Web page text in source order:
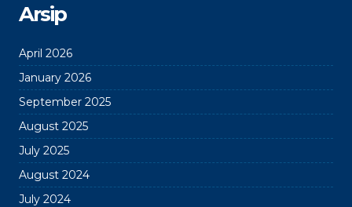
Arsip
April 2026
January 2026
September 2025
August 2025
July 2025
August 2024
July 2024